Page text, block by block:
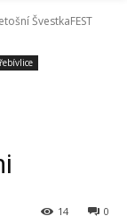
ŠvestkaFEST
0
14